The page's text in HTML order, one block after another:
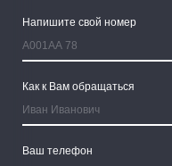
Напишите свой номер
Как к Вам обращаться
Ваш телефон